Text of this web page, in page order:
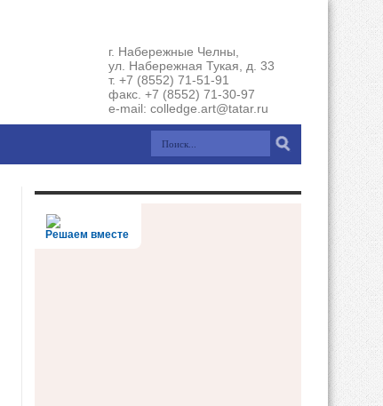
г. Набережные Челны,
ул. Набережная Тукая, д. 33
т. +7 (8552) 71-51-91
факс. +7 (8552) 71-30-97
e-mail: colledge.art@tatar.ru
Решаем вместе